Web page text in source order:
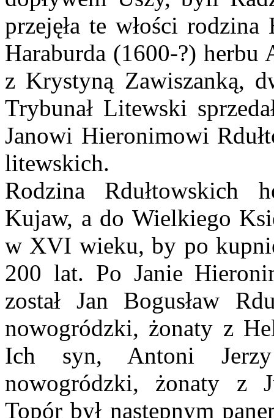
przejęła te włości
Haraburda (1600-?)
z Krystyną Zawiszanką,
Trybunał Litewski
Janowi Hieronimowi
litewskich.
Rodzina Rdułtowskich
Kujaw, a do Wielkiego
w XVI wieku, by po
200 lat. Po Janie
został Jan Bogusław
nowogródzki, żonaty z
Ich syn, Antoni Jerzy
nowogródzki, żonaty z
Topór był następnym